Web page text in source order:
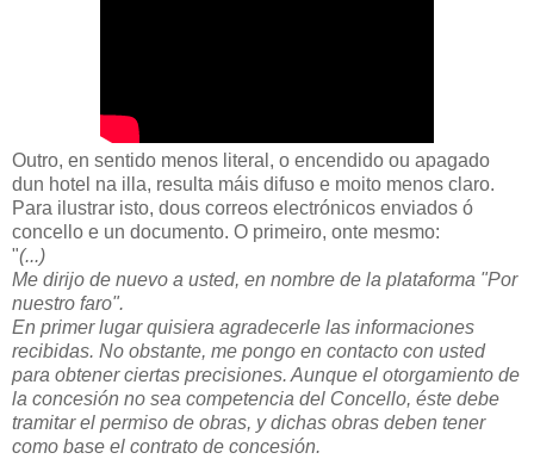
Outro, en sentido menos literal, o encendido ou apagado
dun hotel na illa, resulta máis difuso e moito menos claro.
Para ilustrar isto, dous correos electrónicos enviados ó
concello e un documento. O primeiro, onte mesmo:
"(...)
Me dirijo de nuevo a usted, en nombre de la plataforma "Por
nuestro faro".
En primer lugar quisiera agradecerle las informaciones
recibidas. No obstante, me pongo en contacto con usted
para obtener ciertas precisiones. Aunque el otorgamiento de
la concesión no sea competencia del Concello, éste debe
tramitar el permiso de obras, y dichas obras deben tener
como base el contrato de concesión.